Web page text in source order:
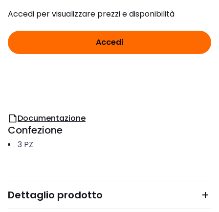
Accedi per visualizzare prezzi e disponibilità
Accedi
Documentazione
Confezione
3 PZ
Dettaglio prodotto